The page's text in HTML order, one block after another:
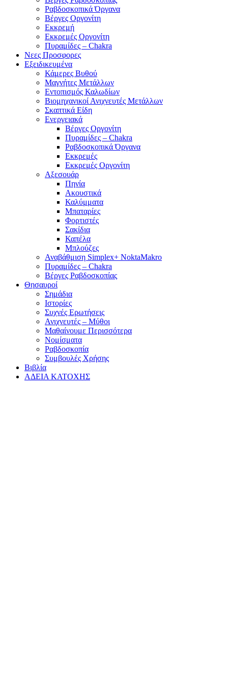
Ραβδοσκοπικά Όργανα
Βέργες Οργονίτη
Εκκρεμή
Εκκρεμές Οργονίτη
Πυραμίδες – Chakra
Νεες Προσφορες
Εξειδικευμένα
Κάμερες Βυθού
Μαγνήτες Μετάλλων
Εντοπισμός Καλωδίων
Βιομηχανικοί Ανιχνευτές Μετάλλων
Σκαπτικά Είδη
Ενεργειακά
Βέργες Οργονίτη
Πυραμίδες – Chakra
Ραβδοσκοπικά Όργανα
Εκκρεμές
Εκκρεμές Οργονίτη
Αξεσουάρ
Πηνία
Ακουστικά
Καλύμματα
Μπαταρίες
Φορτιστές
Σακίδια
Καπέλα
Μπλούζες
Αναβάθμιση Simplex+ NoktaMakro
Πυραμίδες – Chakra
Βέργες Ραβδοσκοπίας
Θησαυροί
Σημάδια
Ιστορίες
Συχνές Ερωτήσεις
Ανιχνευτές – Μύθοι
Μαθαίνουμε Περισσότερα
Νομίσματα
Ραβδοσκοπία
Συμβουλές Χρήσης
Βιβλία
ΑΔΕΙΑ ΚΑΤΟΧΗΣ